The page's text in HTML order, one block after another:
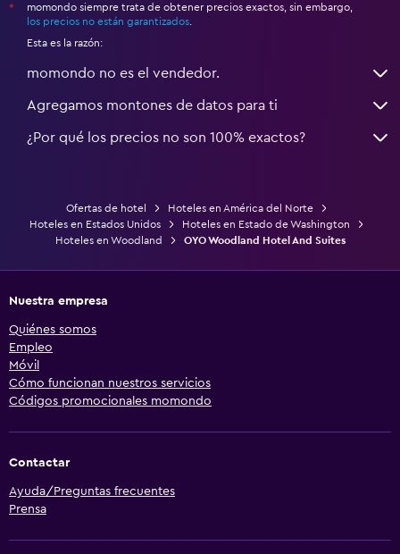
*
momondo siempre trata de obtener precios exactos, sin embargo,
los precios no están garantizados
Esta es la razón:
momondo no es el vendedor.
Agregamos montones de datos para ti
¿Por qué los precios no son 100% exactos?
Ofertas de hotel
Hoteles en América del Norte
Hoteles en Estados Unidos
Hoteles en Estado de Washington
Hoteles en Woodland
OYO Woodland Hotel And Suites
Nuestra empresa
Quiénes somos
Empleo
Móvil
Cómo funcionan nuestros servicios
Códigos promocionales momondo
Contactar
Ayuda/Preguntas frecuentes
Prensa